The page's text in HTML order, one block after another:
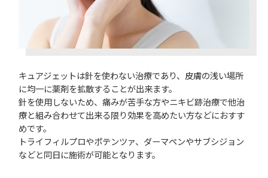
キュアジェットは針を使わない治療であり、皮膚の浅い場所
に均一に薬剤を拡散することが出来ます。
針を使用しないため、痛みが苦手な方やニキビ跡治療で他治
療と組み合わせて出来る限り効果を高めたい方などにおすす
めです。
トライフィルプロやポテンツァ、ダーマペンやサブシジョン
などと同日に施術が可能となります。